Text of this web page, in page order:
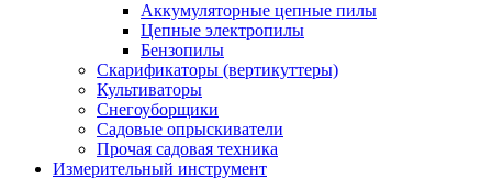
Аккумуляторные цепные пилы
Цепные электропилы
Бензопилы
Скарификаторы (вертикуттеры)
Культиваторы
Снегоуборщики
Садовые опрыскиватели
Прочая садовая техника
Измерительный инструмент